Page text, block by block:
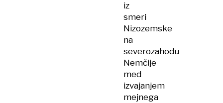
iz
smeri
Nizozemske
na
severozahodu
Nemčije
med
izvajanjem
mejnega